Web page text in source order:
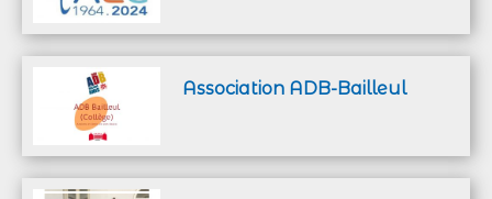
Association ADB-Bailleul